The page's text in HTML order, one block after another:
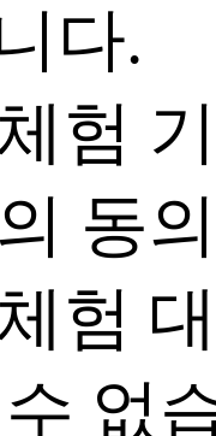
다.
험
동
험
없